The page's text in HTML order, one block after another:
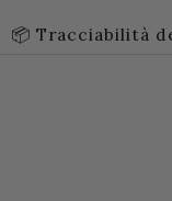
📦 Tracciabilità